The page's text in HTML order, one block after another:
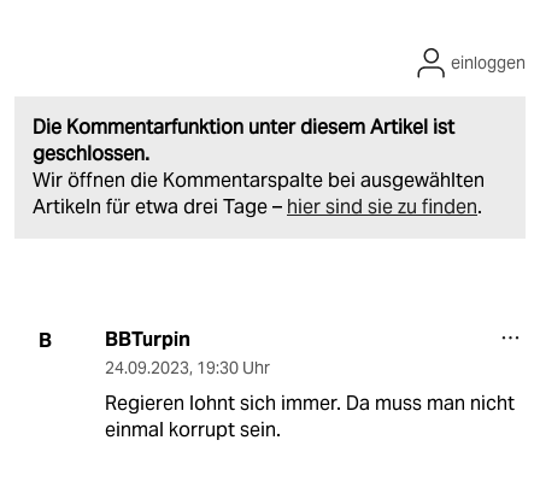
Die Kommentarfunktion unter diesem Artikel ist
geschlossen.
Wir öffnen die Kommentarspalte bei ausgewählten
Artikeln für etwa drei Tage – hier sind sie zu finden.
einloggen
B BBTurpin
24.09.2023, 19:30 Uhr
Regieren lohnt sich immer. Da muss man nicht
einmal korrupt sein.